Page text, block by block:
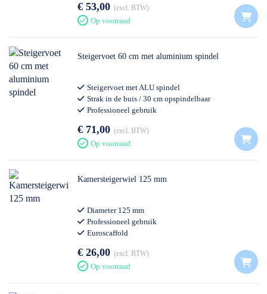
€ 53,00 excl. BTW
Op voorraad
Steigervoet 60 cm met aluminium spindel
Steigervoet met ALU spindel
Strak in de buis / 30 cm opspindelbaar
Professioneel gebruik
€ 71,00 excl. BTW
Op voorraad
Kamersteigerwiel 125 mm
Diameter 125 mm
Professioneel gebruik
Euroscaffold
€ 26,00 excl. BTW
Op voorraad